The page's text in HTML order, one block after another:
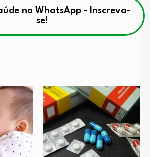
no WhatsApp - Inscreva-
se!